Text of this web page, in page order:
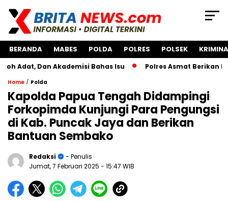
BERANDA MABES POLDA POLRES POLSEK
Akademisi Bahas Isu Polres Asmat Berikan Bantuan
Home / Polda
Kapolda Papua Tengah Didampingi
Forkopimda Kunjungi Para Pengungsi
di Kab. Puncak Jaya dan Berikan
Bantuan Sembako
Redaksi
- Penulis
Jumat, 7 Februari 2025 - 15:47 WIB